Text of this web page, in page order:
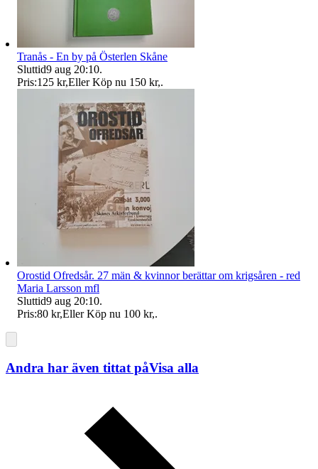
Tranås - En by på Österlen Skåne
Sluttid9 aug 20:10.
Pris:125 kr,Eller Köp nu 150 kr,.
Orostid Ofredsår. 27 män & kvinnor berättar om krigsåren - red
Maria Larsson mfl
Sluttid9 aug 20:10.
Pris:80 kr,Eller Köp nu 100 kr,.
Andra har även tittat påVisa alla